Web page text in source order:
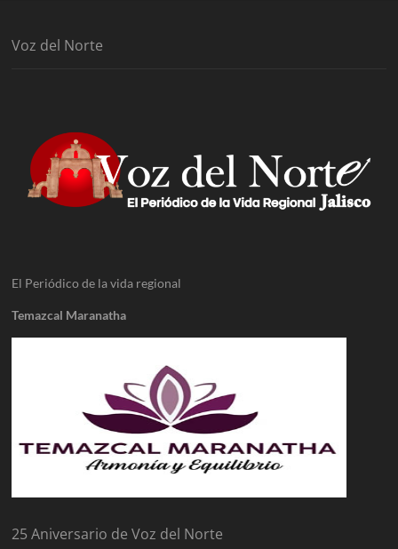
Voz del Norte
El Periódico de la vida regional
Temazcal Maranatha
25 Aniversario de Voz del Norte